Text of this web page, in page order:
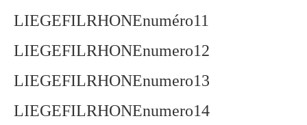
LIEGEFILRHONEnuméro11
LIEGEFILRHONEnumero12
LIEGEFILRHONEnumero13
LIEGEFILRHONEnumero14